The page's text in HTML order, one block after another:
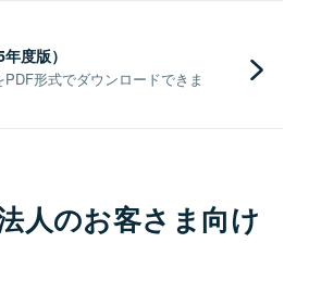
度版）
形式でダウンロードできま
人のお客さま向け